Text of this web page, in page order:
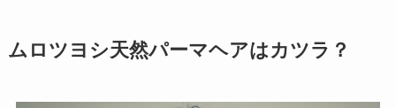
ムロツヨシ天然パーマヘアはカツラ？